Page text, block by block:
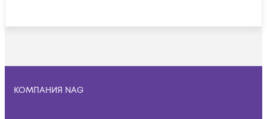
КОМПАНИЯ NAG